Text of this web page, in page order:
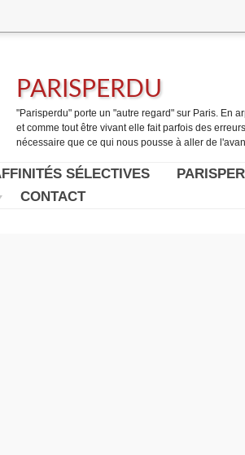
PARISPERDU
"Parisperdu" porte un "autre regard" sur Paris. En
et comme tout être vivant elle fait parfois des
nécessaire que ce qui nous pousse à aller de
SÉLECTIVES
CONTACT